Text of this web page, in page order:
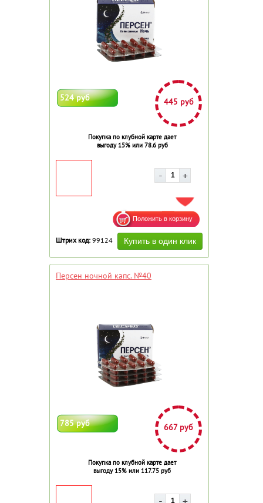
524 руб 445 руб
Покупка по клубной карте дает
выгоду 15% или 78.6 руб
ДОБАВИТЬ В ИЗБРАННОЕ
Штрих код: 99124
Персен ночной капс. №40
785 руб 667 руб
Покупка по клубной карте дает
выгоду 15% или 117.75 руб